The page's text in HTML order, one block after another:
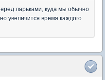
ларьками, куда мы обычно
увеличится время каждого